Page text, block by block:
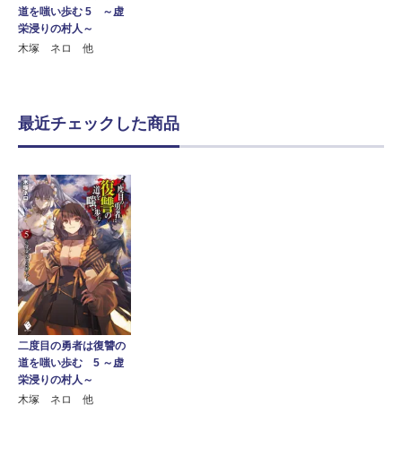
道を嗤い歩む 5 ～虚
栄浸りの村人～
木塚 ネロ 他
最近チェックした商品
二度目の勇者は復讐の
道を嗤い歩む 5 ～虚
栄浸りの村人～
木塚 ネロ 他